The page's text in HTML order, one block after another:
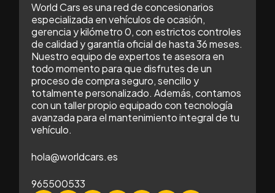
World Cars es una red de concesionarios
especializada en vehículos de ocasión,
gerencia y kilómetro 0, con estrictos controles
de calidad y garantía oficial de hasta 36 meses.
Nuestro equipo de expertos te asesora en
todo momento para que disfrutes de un
proceso de compra seguro, sencillo y
totalmente personalizado. Además, contamos
con un taller propio equipado con tecnología
avanzada para el mantenimiento integral de tu
vehículo.
hola@worldcars.es
965500533